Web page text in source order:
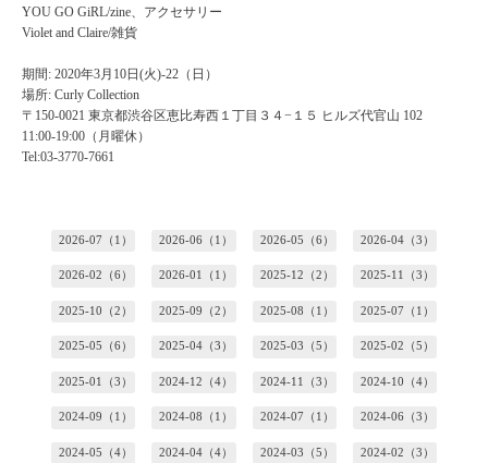
YOU GO GiRL/zine、アクセサリー
Violet and Claire/雑貨
期間: 2020年3月10日(火)-22（日）
場所: Curly Collection
〒150-0021 東京都渋谷区恵比寿西１丁目３４−１５ ヒルズ代官山 102
11:00-19:00（月曜休）
Tel:03-3770-7661
2026-07（1） 2026-06（1） 2026-05（6） 2026-04（3）
2026-02（6） 2026-01（1） 2025-12（2） 2025-11（3）
2025-10（2） 2025-09（2） 2025-08（1） 2025-07（1）
2025-05（6） 2025-04（3） 2025-03（5） 2025-02（5）
2025-01（3） 2024-12（4） 2024-11（3） 2024-10（4）
2024-09（1） 2024-08（1） 2024-07（1） 2024-06（3）
2024-05（4） 2024-04（4） 2024-03（5） 2024-02（3）